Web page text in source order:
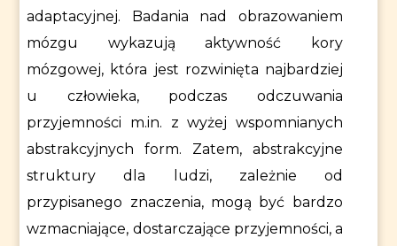
adaptacyjnej. Badania nad obrazowaniem
mózgu wykazują aktywność kory
mózgowej, która jest rozwinięta najbardziej
u człowieka, podczas odczuwania
przyjemności m.in. z wyżej wspomnianych
abstrakcyjnych form. Zatem, abstrakcyjne
struktury dla ludzi, zależnie od
przypisanego znaczenia, mogą być bardzo
wzmacniające, dostarczające przyjemności, a